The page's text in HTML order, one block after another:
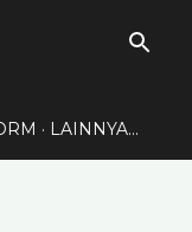
LAINNYA…